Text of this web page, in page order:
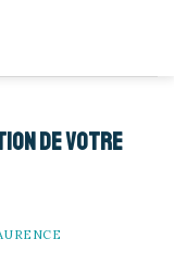
de votre